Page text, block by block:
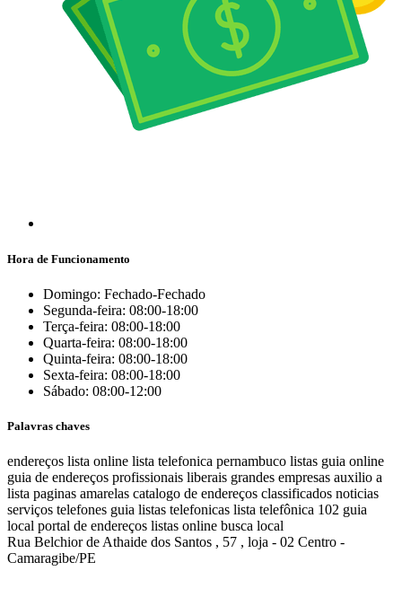
Hora de Funcionamento
Domingo: Fechado-Fechado
Segunda-feira: 08:00-18:00
Terça-feira: 08:00-18:00
Quarta-feira: 08:00-18:00
Quinta-feira: 08:00-18:00
Sexta-feira: 08:00-18:00
Sábado: 08:00-12:00
Palavras chaves
endereços lista online lista telefonica pernambuco listas guia online
guia de endereços profissionais liberais grandes empresas auxilio a
lista paginas amarelas catalogo de endereços classificados noticias
serviços telefones guia listas telefonicas lista telefônica 102 guia
local portal de endereços listas online busca local
Rua Belchior de Athaide dos Santos , 57 , loja - 02 Centro -
Camaragibe/PE